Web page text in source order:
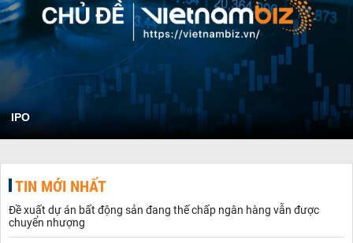
IPO
TIN MỚI NHẤT
Đề xuất dự án bất động sản đang thế chấp ngân hàng vẫn được
chuyển nhượng